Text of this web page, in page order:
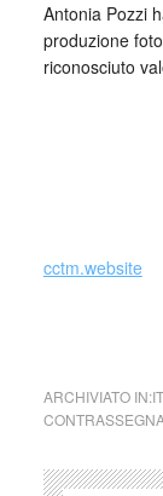
Antonia Pozzi
produzione
riconosciuto
cctm.website
ARCHIVIATO IN: